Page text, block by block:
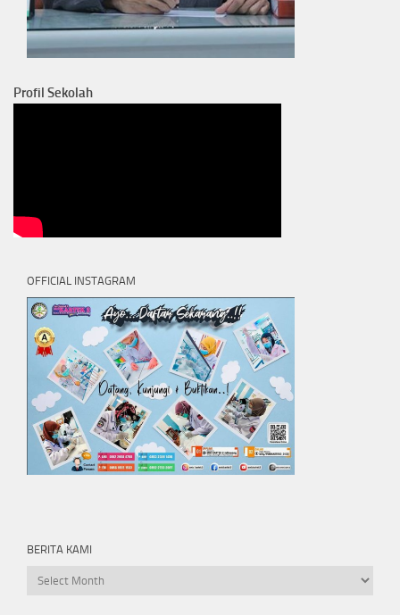
Profil Sekolah
OFFICIAL INSTAGRAM
BERITA KAMI
Berita